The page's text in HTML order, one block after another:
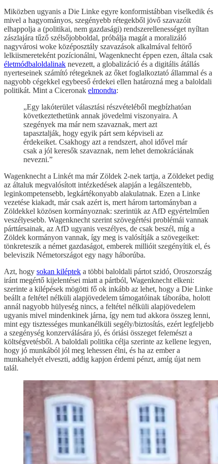
Miközben ugyanis a Die Linke egyre konformistábban viselkedik és
mivel a hagyományos, szegényebb rétegekből jövő szavazóit
elhappolja a (politikai, nem gazdasági) rendszerellenességet nyíltan
zászlajára tűző szélsőjobboldal, próbálja magát a moralizáló
nagyvárosi woke középosztály szavazások alkalmával feltörő
lelkiismereteként pozícionálni, Wagenknecht éppen ezen, általa csak
életmódbaloldalinak nevezett, a globalizáció és a digitális átállás
nyerteseinek számító rétegeknek az őket foglalkoztató állammal és a
nagyobb cégekkel egybeeső érdekei ellen határozná meg a baloldali
politikát. Mint a Ciceronak elmondta:
„Egy lakóterület választási részvételéből megbízhatóan
következtethetünk annak jövedelmi viszonyaira. A
szegények ma már nem szavaznak, mert azt
tapasztalják, hogy egyik párt sem képviseli az
érdekeiket. Csakhogy azt a rendszert, ahol idővel már
csak a jól keresők szavaznak, nem lehet demokráciának
nevezni.”
Wagenknecht a Linkét ma már Zöldek 2-nek tartja, a Zöldeket pedig
az általuk megvalósított intézkedések alapján a legálszentebb,
leginkompetensebb, legkártékonyabb alakulatnak. Ezen a Linke
vezetése kiakadt, már csak azért is, mert három tartományban a
Zöldekkel közösen kormányoznak: szerintük az AfD egyértelműen
veszélyesebb. Wagenknecht szerint szövegértési problémái vannak
párttársainak, az AfD ugyanis veszélyes, de csak beszél, míg a
Zöldek kormányon vannak, így meg is valósítják a szövegeiket:
tönkreteszik a német gazdaságot, emberek millióit szegényítik el, és
beleviszik Németországot egy nagy háborúba.
Azt, hogy sokan kiléptek a többi baloldali pártot szidó, Oroszország
iránt megértő kijelentései miatt a pártból, Wagenknecht elkeni:
szerinte a kilépések mögötti fő ok inkább az lehet, hogy a Die Linke
beállt a feltétel nélküli alapjövedelem támogatóinak táborába, holott
annál nagyobb hülyeség nincs, a feltétel nélküli alapjövedelem
ugyanis mivel mindenkinek járna, így nem tud akkora összeg lenni,
mint egy tisztességes munkanélküli segély/biztosítás, ezért legfeljebb
a szegénység konzerválására jó, és óriási összeget felemészt a
költségvetésből. A baloldali politika célja szerinte az kellene legyen,
hogy jó munkából jól meg lehessen élni, és ha az ember a
munkahelyét elveszti, addig kapjon érdemi pénzt, amíg újat nem
talál.